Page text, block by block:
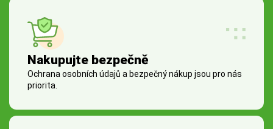
Nakupujte bezpečně
Ochrana osobních údajů a bezpečný nákup jsou pro nás
priorita.